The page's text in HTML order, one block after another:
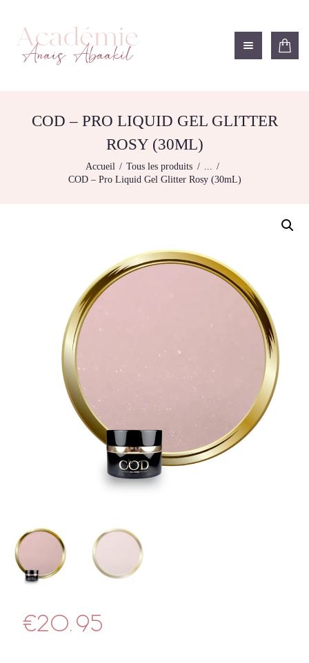
COD – PRO LIQUID GEL GLITTER
ROSY (30ML)
Accueil Tous les produits
...
COD – Pro Liquid Gel Glitter Rosy (30mL)
ACADÉMIE ANAÏS ABAAKIL
Formation et shop Indigo
NOS FORMATIONS
FORMATIONS
BOUTIQUE
€20.95